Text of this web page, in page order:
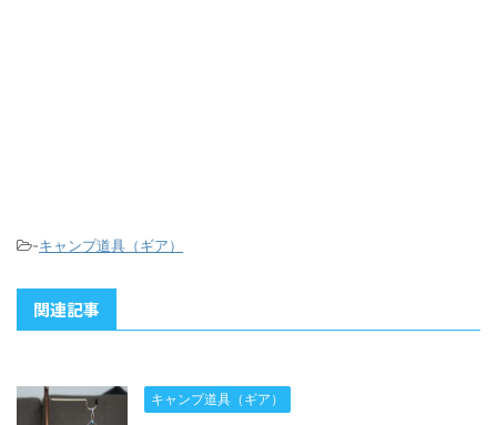
-キャンプ道具（ギア）
関連記事
キャンプ道具（ギア）